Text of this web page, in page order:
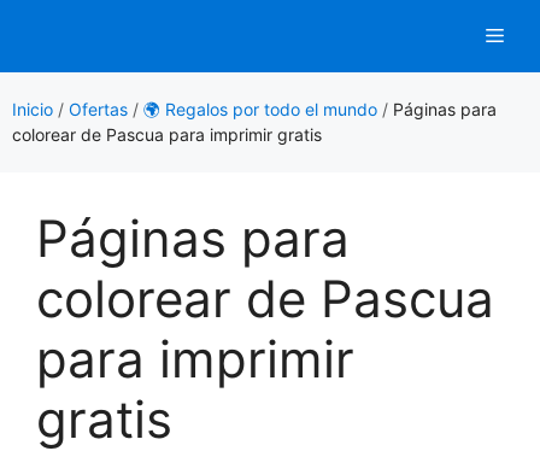
contenido
Inicio / Ofertas / 🌍 Regalos por todo el mundo / Páginas para
colorear de Pascua para imprimir gratis
Páginas para
colorear de Pascua
para imprimir
gratis